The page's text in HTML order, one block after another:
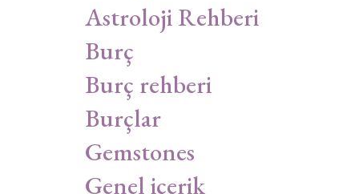
Astroloji Rehberi
Burç
Burç rehberi
Burçlar
Gemstones
Genel içerik